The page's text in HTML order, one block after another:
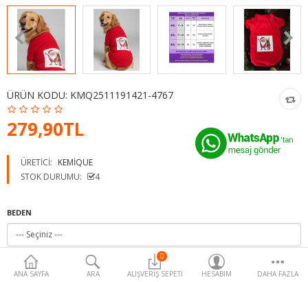
ANA SAYFA ARA
0
ALIŞVERIŞ SEPETI
HESABIM DAHA FAZLA
ÜRÜN KODU: KMQ2511191421-4767
279,90TL
ÜRETICI: KEMIQUE
STOK DURUMU:
4
BEDEN